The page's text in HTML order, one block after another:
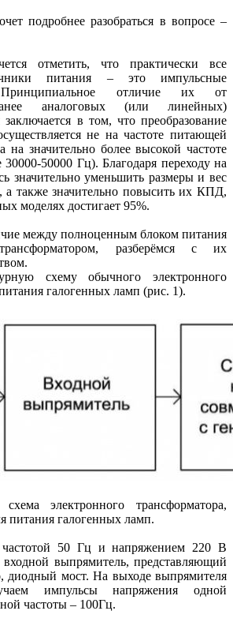
подробнее разобраться в вопросе –
отметить, что практически все
питания – это импульсные
Принципиальное отличие их от
аналоговых (или линейных)
в том, что преобразование
не на частоте питающей
на значительно более высокой частоте
50000 Гц). Благодаря переходу на
значительно уменьшить размеры и вес
а также значительно повысить их КПД,
моделях достигает 95%.
между полноценным блоком питания
разберёмся с их
схему обычного электронного
галогенных ламп (рис. 1).
электронного трансформатора,
питания галогенных ламп.
50 Гц и напряжением 220 В
входной выпрямитель, представляющий
диодный мост. На выходе выпрямителя
импульсы напряжения одной
частоты – 100Гц.